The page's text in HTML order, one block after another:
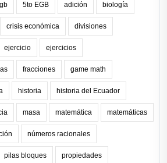
5to EGB adición biología
crisis económica divisiones
ejercicio ejercicios
fracciones game math
historia historia del Ecuador
masa matemática matemáticas
números racionales
pilas bloques propiedades